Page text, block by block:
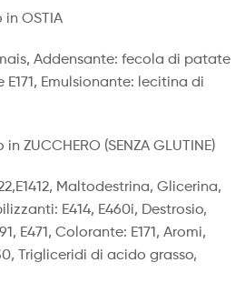
in OSTIA
Addensante: fecola di patate
E171, Emulsionante: lecitina di
ZUCCHERO (SENZA GLUTINE)
Maltodestrina, Glicerina,
E414, E460i, Destrosio,
E471, Colorante: E171, Aromi,
Trigliceridi di acido grasso,